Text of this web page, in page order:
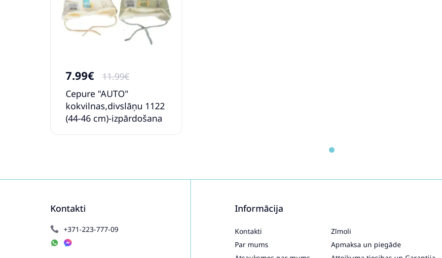
7.99€
11.99€
Cepure "AUTO"
kokvilnas,divslāņu 1122
(44-46 cm)-izpārdošana
Kontakti
+371-223-777-09
Informācija
Kontakti
Par mums
Zīmoli
Apmaksa un piegāde